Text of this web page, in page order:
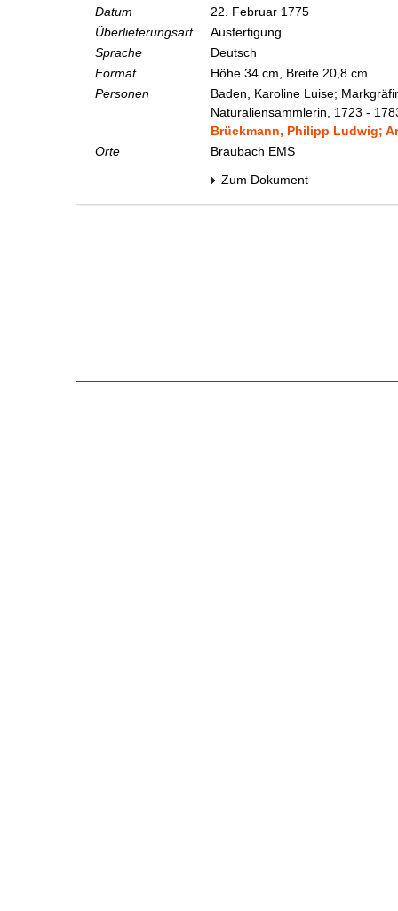
Datum
22. Februar 1775
Überlieferungsart
Ausfertigung
Sprache
Deutsch
Format
Höhe 34 cm, Breite 20,8 cm
Personen
Baden, Karoline Luise;
Naturaliensammlerin, 1723 -
Brückmann, Philipp Ludwig;
Orte
Braubach EMS
Zum Dokument